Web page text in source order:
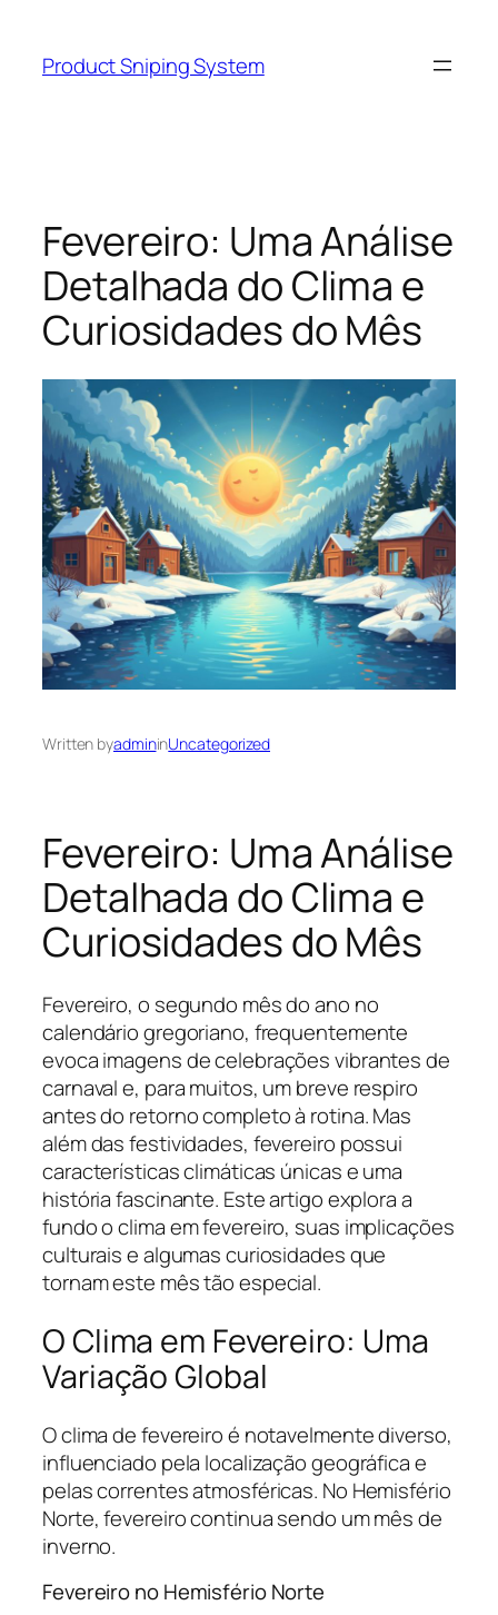
content
Product Sniping System
Fevereiro: Uma Análise
Detalhada do Clima e
Curiosidades do Mês
Written byadmininUncategorized
Fevereiro: Uma Análise
Detalhada do Clima e
Curiosidades do Mês
Fevereiro, o segundo mês do ano no
calendário gregoriano, frequentemente
evoca imagens de celebrações vibrantes de
carnaval e, para muitos, um breve respiro
antes do retorno completo à rotina. Mas
além das festividades, fevereiro possui
características climáticas únicas e uma
história fascinante. Este artigo explora a
fundo o clima em fevereiro, suas implicações
culturais e algumas curiosidades que
tornam este mês tão especial.
O Clima em Fevereiro: Uma
Variação Global
O clima de fevereiro é notavelmente diverso,
influenciado pela localização geográfica e
pelas correntes atmosféricas. No Hemisfério
Norte, fevereiro continua sendo um mês de
inverno.
Fevereiro no Hemisfério Norte